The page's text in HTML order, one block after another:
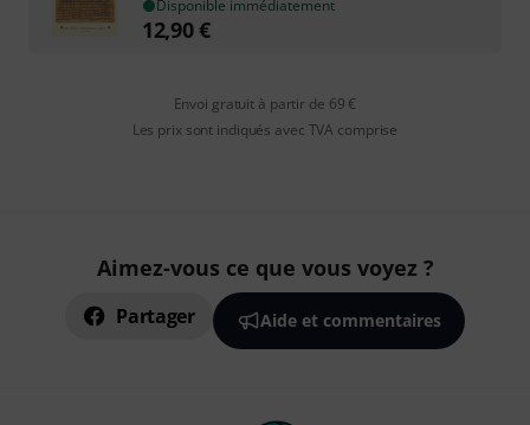
Disponible immédiatement
12,90€
Envoi gratuit à partir de 69 €
Les prix sont indiqués avec TVA comprise
Aimez-vous ce que vous voyez ?
Partager Aide et commentaires